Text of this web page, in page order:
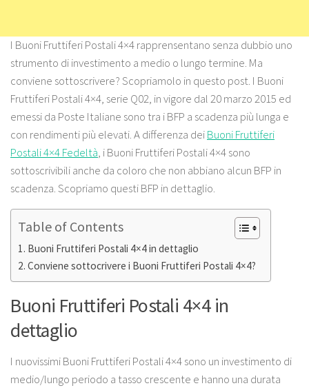
I Buoni Fruttiferi Postali 4×4 rapprensentano senza dubbio uno
strumento di investimento a medio o lungo termine. Ma
conviene sottoscrivere? Scopriamolo in questo post. I Buoni
Fruttiferi Postali 4×4, serie Q02, in vigore dal 20 marzo 2015 ed
emessi da Poste Italiane sono tra i BFP a scadenza più lunga e
con rendimenti più elevati. A differenza deiBuoni Fruttiferi
Postali 4×4 Fedeltà, i Buoni Fruttiferi Postali 4×4 sono
sottoscrivibili anche da coloro che non abbiano alcun BFP in
scadenza. Scopriamo questi BFP in dettaglio.
Table of Contents
Buoni Fruttiferi Postali 4×4 in dettaglio
Conviene sottocrivere i Buoni Fruttiferi Postali 4×4?
Buoni Fruttiferi Postali 4×4 in
dettaglio
I nuovissimi Buoni Fruttiferi Postali 4×4 sono un investimento di
medio/lungo periodo a tasso crescente e hanno una durata